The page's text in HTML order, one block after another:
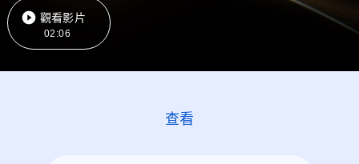
觀看影片
02:06
查看